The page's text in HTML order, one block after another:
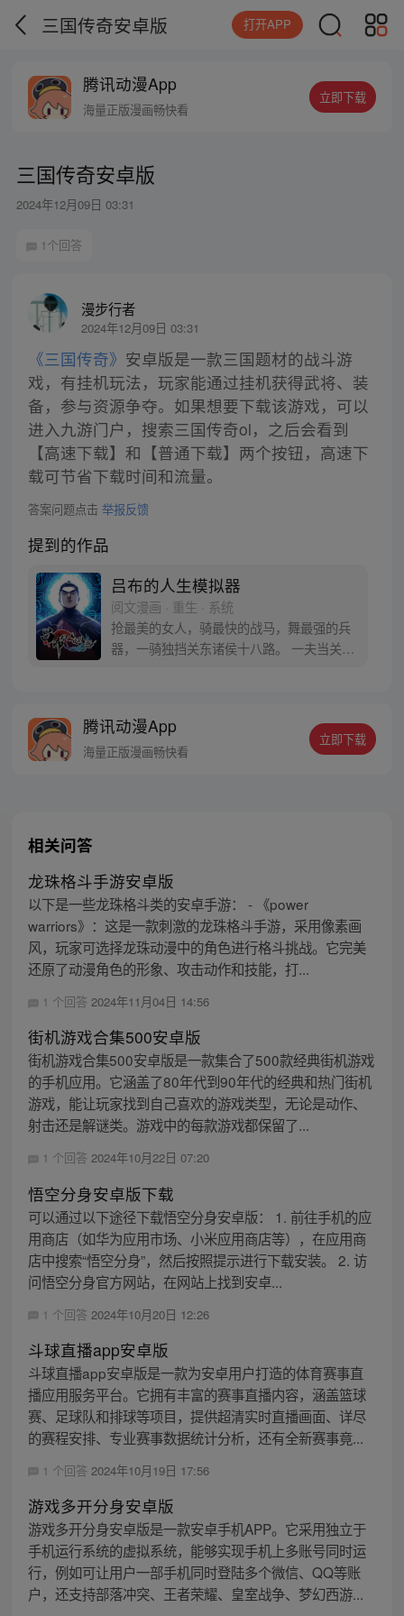
三国传奇安卓版 打开APP
腾讯动漫App
海量正版漫画畅快看
立即下载
三国传奇安卓版
2024年12月09日 03:31
1个回答
漫步行者
2024年12月09日 03:31
《三国传奇》 安卓版是一款三国题材的战斗游
戏，有挂机玩法，玩家能通过挂机获得武将、装
备，参与资源争夺。如果想要下载该游戏，可以
进入九游门户，搜索三国传奇ol，之后会看到
【高速下载】和【普通下载】两个按钮，高速下
载可节省下载时间和流量。
答案问题点击 举报反馈
提到的作品
吕布的人生模拟器
阅文漫画 · 重生 · 系统
抢最美的女人，骑最快的战马，舞最强的兵
器，一骑独挡关东诸侯十八路。 一夫当关万
瞬息千百世轮回， 历尽沧桑，百炼成钢。 试
问现在的吕布奉先，能否抵得住‘白门楼’的宿
腾讯动漫App
海量正版漫画畅快看
立即下载
相关问答
龙珠格斗手游安卓版
以下是一些龙珠格斗类的安卓手游： - 《power
warriors》：这是一款刺激的龙珠格斗手游，采用像素画
风，玩家可选择龙珠动漫中的角色进行格斗挑战。它完美
还原了动漫角色的形象、攻击动作和技能，打...
1 个回答 2024年11月04日 14:56
街机游戏合集500安卓版
街机游戏合集500安卓版是一款集合了500款经典街机游戏
的手机应用。它涵盖了80年代到90年代的经典和热门街机
游戏，能让玩家找到自己喜欢的游戏类型，无论是动作、
射击还是解谜类。游戏中的每款游戏都保留了...
1 个回答 2024年10月22日 07:20
悟空分身安卓版下载
可以通过以下途径下载悟空分身安卓版： 1. 前往手机的应
用商店（如华为应用市场、小米应用商店等），在应用商
店中搜索“悟空分身”，然后按照提示进行下载安装。 2. 访
问悟空分身官方网站，在网站上找到安卓...
1 个回答 2024年10月20日 12:26
斗球直播app安卓版
斗球直播app安卓版是一款为安卓用户打造的体育赛事直
播应用服务平台。它拥有丰富的赛事直播内容，涵盖篮球
赛、足球队和排球等项目，提供超清实时直播画面、详尽
的赛程安排、专业赛事数据统计分析，还有全新赛事竟...
1 个回答 2024年10月19日 17:56
游戏多开分身安卓版
游戏多开分身安卓版是一款安卓手机APP。它采用独立于
手机运行系统的虚拟系统，能够实现手机上多账号同时运
行，例如可让用户一部手机同时登陆多个微信、QQ等账
户，还支持部落冲突、王者荣耀、皇室战争、梦幻西游...